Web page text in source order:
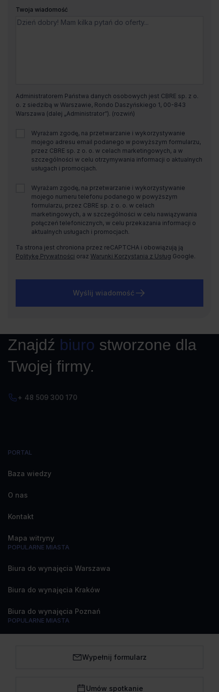
Twoja wiadomość
Administratorem Państwa danych osobowych jest CBRE sp. z o.
o. z siedzibą w Warszawie, Rondo Daszyńskiego 1, 00-843
Warszawa (dalej „Administrator”).
Wyrażam zgodę, na przetwarzanie i wykorzystywanie
mojego adresu email podanego w powyższym formularzu,
przez CBRE sp. z o. o. w celach marketingowych, a w
szczególności w celu otrzymywania informacji o aktualnych
usługach i promocjach.
Wyrażam zgodę, na przetwarzanie i wykorzystywanie
mojego numeru telefonu podanego w powyższym
formularzu, przez CBRE sp. z o. o. w celach
marketingowych, a w szczególności w celu nawiązywania
połączeń telefonicznych, w celu przekazania informacji o
aktualnych usługach i promocjach.
Ta strona jest chroniona przez reCAPTCHA i obowiązują ją
Politykę Prywatności oraz Warunki Korzystania z Usług Google.
Wyślij wiadomość
Znajdź biuro stworzone dla
Twojej firmy.
+ 48 509 300 170
PORTAL
Baza wiedzy
O nas
Kontakt
Mapa witryny
POPULARNE MIASTA
Biura do wynajęcia Warszawa
Biura do wynajęcia Kraków
Biura do wynajęcia Poznań
POPULARNE MIASTA
Biura do wynajęcia Wrocław
Biura do wynajęcia Trójmiasto
Wypełnij formularz
Umów spotkanie